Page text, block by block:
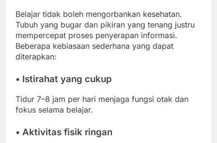
Belajar tidak boleh mengorbankan kesehatan.
Tubuh yang bugar dan pikiran yang tenang justru
mempercepat proses penyerapan informasi.
Beberapa kebiasaan sederhana yang dapat
diterapkan:
• Istirahat yang cukup
Tidur 7–8 jam per hari menjaga fungsi otak dan
fokus selama belajar.
• Aktivitas fisik ringan